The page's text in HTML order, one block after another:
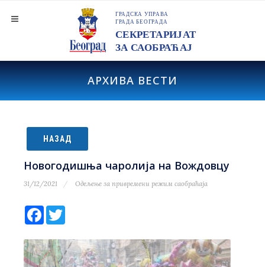
АРХИВА ВЕСТИ
НАЗАД
Новогодишња чаролија на Вождовцу
31/12/2021 Одељење за привремени режим саобраћаја
Facebook